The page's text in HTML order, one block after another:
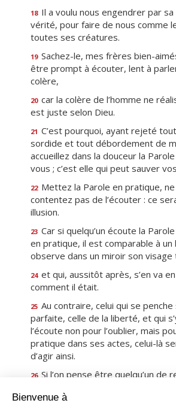
18 Il a voulu nous engendrer par
vérité, pour faire de nous comme
toutes ses créatures.
19 Sachez-le, mes frères bien-
être prompt à écouter, lent à
colère,
20 car la colère de l’homme ne
est juste selon Dieu.
21 C’est pourquoi, ayant rejeté
sordide et tout débordement de
accueillez dans la douceur la
vous ; c’est elle qui peut sauver
22 Mettez la Parole en pratique,
contentez pas de l’écouter : ce
illusion.
23 Car si quelqu’un écoute la
en pratique, il est comparable à un
observe dans un miroir son visage
24 et qui, aussitôt après, s’en va
comment il était.
25 Au contraire, celui qui se penche
parfaite, celle de la liberté, et qui
l’écoute non pour l’oublier, mais
pratique dans ses actes, celui-là
d’agir ainsi.
26 Si l’on pense être quelqu’un de
même, une telle religion est sans